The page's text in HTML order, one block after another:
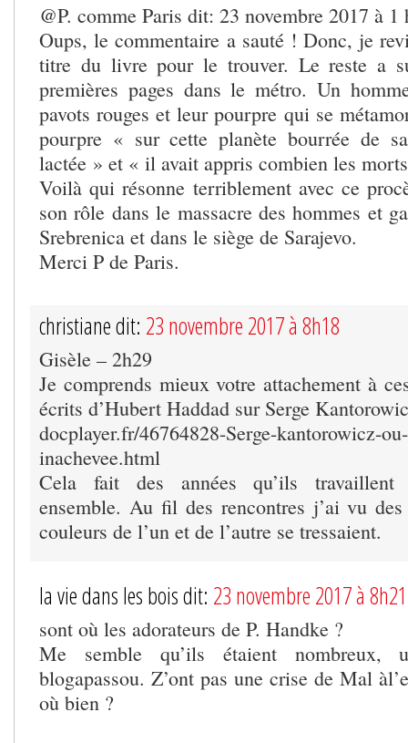
@P. comme Paris dit: 23 novembre 2017 à
Oups, le commentaire a sauté ! Donc, je
titre du livre pour le trouver. Le reste a
premières pages dans le métro. Un
pavots rouges et leur pourpre qui se
pourpre « sur cette planète bourrée de
lactée » et « il avait appris combien les
Voilà qui résonne terriblement avec ce
son rôle dans le massacre des hommes et
Srebrenica et dans le siège de Sarajevo.
Merci P de Paris.
christiane dit: 23 novembre 2017 à 8h18
Gisèle – 2h29
Je comprends mieux votre attachement à
écrits d’Hubert Haddad sur Serge
docplayer.fr/46764828-Serge-kantorowicz-
inachevee.html
Cela fait des années qu’ils travaillent
ensemble. Au fil des rencontres j’ai vu
couleurs de l’un et de l’autre se tressaient.
la vie dans les bois dit: 23 novembre 2017 à 8h21
sont où les adorateurs de P. Handke ?
Me semble qu’ils étaient
blogapassou. Z’ont pas une crise de Mal
où bien ?